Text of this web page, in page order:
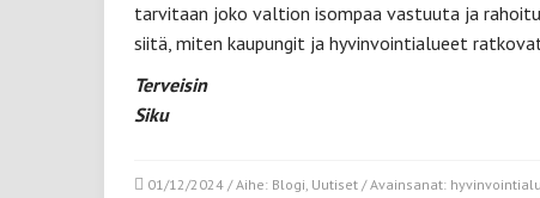
tarvitaan joko valtion isompaa vastuuta ja
siitä, miten kaupungit ja hyvinvointialueet
Terveisin
Siku
01/12/2024 / Aihe: Blogi, Uutiset / Avainsanat: